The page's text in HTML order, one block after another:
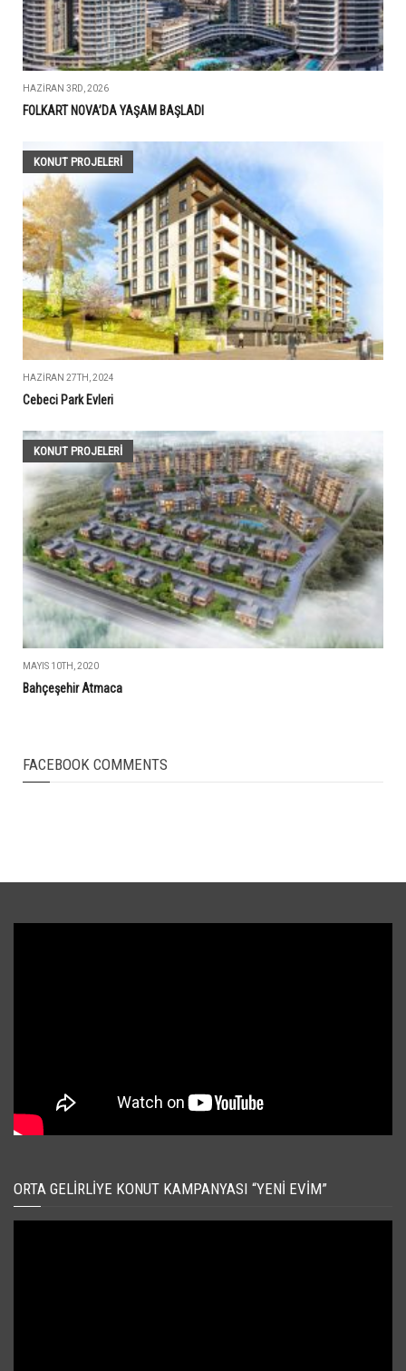
HAZIRAN 3RD, 2026
FOLKART NOVA’DA YAŞAM BAŞLADI
KONUT PROJELERI
HAZIRAN 27TH, 2024
Cebeci Park Evleri
KONUT PROJELERI
MAYIS 10TH, 2020
Bahçeşehir Atmaca
FACEBOOK COMMENTS
ORTA GELIRLIYE KONUT KAMPANYASI “YENI EVIM”